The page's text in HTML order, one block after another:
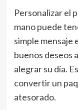
Personalizar el
mano puede
simple mensaje
buenos deseos
alegrar su día.
convertir un
atesorado.